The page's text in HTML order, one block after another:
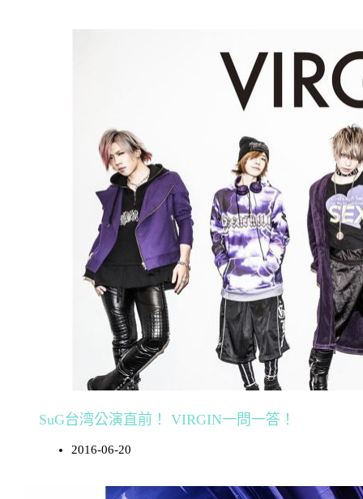
SuG台湾公演直前！ VIRGIN一問一答！
2016-06-20